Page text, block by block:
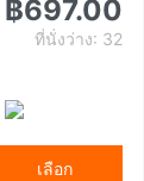
฿697.00
ที่นั่งว่าง: 32
เลือก